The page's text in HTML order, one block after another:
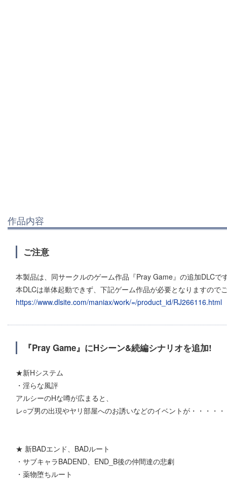
作品内容
ご注意
本製品は、同サークルのゲーム作品『Pray Game』の追加DLCで
本DLCは単体起動できず、下記ゲーム作品が必要となりますので
https://www.dlsite.com/maniax/work/=/product_id/RJ266116.html
『Pray Game』にHシーン&続編シナリオを追加!
★新Hシステム
・淫らな風評
アルシーのHな噂が広まると、
レ○プ男の出現やヤリ部屋へのお誘いなどのイベントが・・・・
★ 新BADエンド、BADルート
・サブキャラBADEND、END_B後の仲間達の悲劇
・薬物堕ちルート